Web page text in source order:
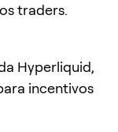
traders.
Hyperliquid,
incentivos